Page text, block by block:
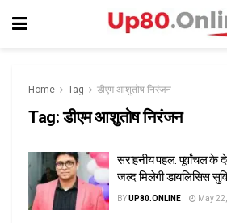
Home Tag डीएम आशुतोष निरंजन
Tag:डीएम आशुतोष निरंजन
सराहनीय पहल: पूर्वांचल के
जल्द मिलेगी डायलिसिस
BYUP80.ONLINE May